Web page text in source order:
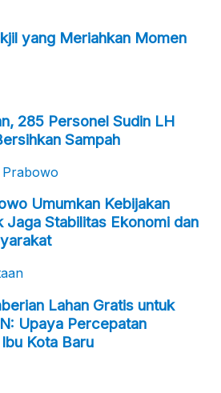
yang Meriahkan Momen
285 Personel Sudin LH
Sampah
Umumkan Kebijakan
Jaga Stabilitas Ekonomi dan
Lahan Gratis untuk
Upaya Percepatan
Kota Baru